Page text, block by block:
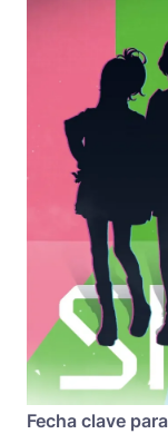
Fecha clave